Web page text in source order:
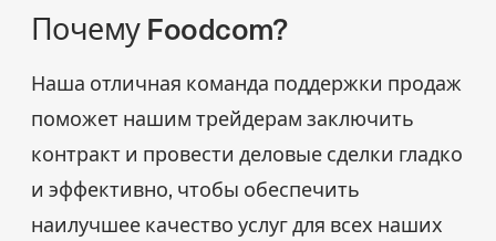
Почему Foodcom?
Наша отличная команда поддержки продаж
поможет нашим трейдерам заключить
контракт и провести деловые сделки гладко
и эффективно, чтобы обеспечить
наилучшее качество услуг для всех наших